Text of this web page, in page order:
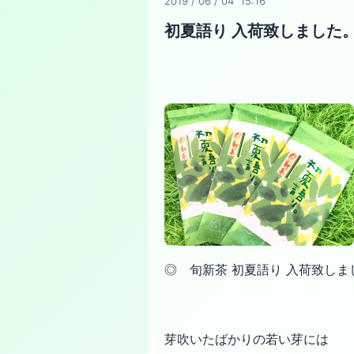
初夏語り 入荷致しました。
◎ 旬新茶 初夏語り 入荷致し
芽吹いたばかりの若い芽には